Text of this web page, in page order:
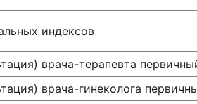
индексов
врача-терапевта
врача-гинеколога